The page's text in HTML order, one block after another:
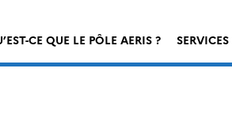
CE QUE LE PÔLE AERIS ?